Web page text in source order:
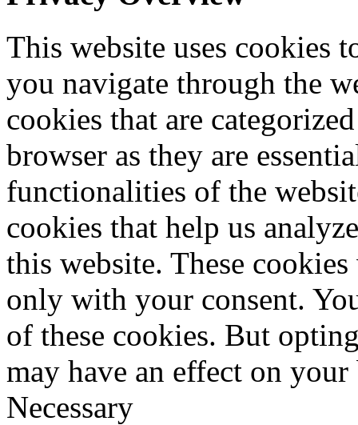
This website uses cookies
you navigate through the
cookies that are
browser as they are
functionalities of the
cookies that help us
this website. These
only with your consent.
of these cookies. But
may have an effect on
Necessary